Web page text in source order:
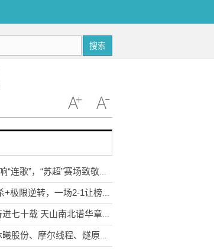
搜索
视频|82 名歌者唱响“连歌”，“苏超”赛场致敬英雄“刘老庄连”！ 焦点速讯
前沿热点:补时绝杀+极限逆转，一场2-1让榜首易主，大巴黎掉到第3
快消息！（砥砺奋进七十载 天山南北谱华章）新疆筑牢绿色屏障 分享“治沙智慧”
中科蓝讯：持有沐曦股份、摩尔线程、燧原科技等公司股份_热议